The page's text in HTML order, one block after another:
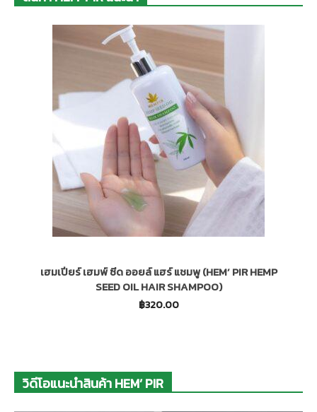
เฮมเปียร์ เฮมพ์ ซีด ออยล์ แฮร์ แชมพู (HEM’ PIR HEMP
SEED OIL HAIR SHAMPOO)
฿320.00
วิดีโอแนะนำสินค้า HEM’ PIR